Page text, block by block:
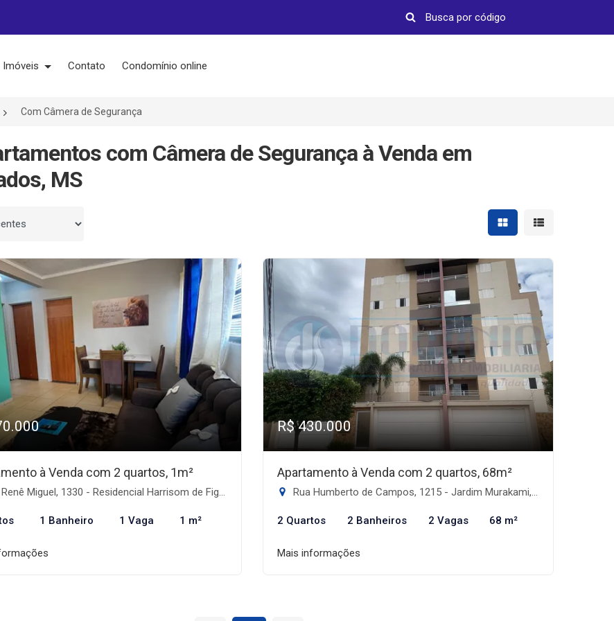
Imóveis Contato Condomínio online
Com Câmera de Segurança
com Câmera de Segurança à Venda em
MS
Mostrar resultados em
Mostrar
à Venda com 2 quartos, 1m²
Miguel, 1330 - Residencial Harrisom de Figueiredo II, Dourados-MS
1 Banheiro 1 Vaga 1 m²
R$ 430.000
Apartamento à Venda com 2 quartos, 68m²
Rua Humberto de Campos, 1215 - Jardim Murakami, Dourados-MS
2 Quartos 2 Banheiros 2 Vagas 68 m²
Mais informações